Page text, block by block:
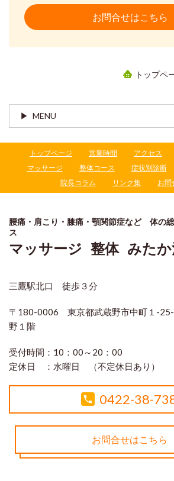
お問合せはこちら
トップペ
MENU
トップページ 営業時間 アクセス
マッサージ
整体コース 症状別診断
院長コラム
リンク集 お問
腰痛・肩こり・膝痛・顎関節症など 体の
ス
マッサージ 整体 みたか
三鷹駅北口 徒歩３分
〒180-0006 東京都武蔵野市中町１-25-
野１階
受付時間： 10：00～20：00
定休日 ： 水曜日 （不定休日あり）
0422-38-
お問合せはこちら